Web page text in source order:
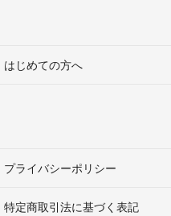
はじめての方へ
プライバシーポリシー
特定商取引法に基づく表記